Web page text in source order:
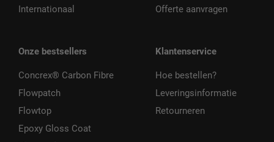
Internationaal
Onze bestsellers
Concrex® Carbon Fibre
Flowpatch
Flowtop
Epoxy Gloss Coat
Offerte aanvragen
Klantenservice
Hoe bestellen?
Leveringsinformatie
Retourneren